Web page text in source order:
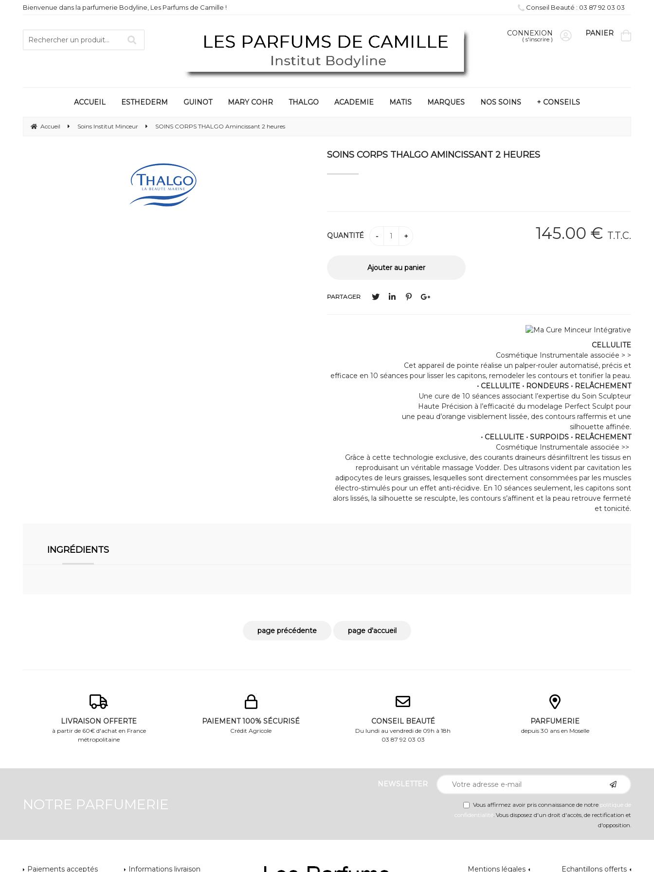
Bienvenue dans la parfumerie Bodyline, Les Parfums de Camille !
CONNEXION
( s'inscrire )
PANIER
ACCUEIL ESTHEDERM GUINOT MARY COHR THALGO ACADEMIE MATIS MARQUES NOS SOINS + CONSEILS
Accueil Soins Institut Minceur SOINS CORPS THALGO Amincissant 2 heures
SOINS CORPS THALGO AMINCISSANT 2 HEURES
145.00 € T.T.C.
QUANTITÉ
PARTAGER
CELLULITE
Cosmétique Instrumentale associée > >
Cet appareil de pointe réalise un palper-rouler automatisé, précis et
efficace en 10 séances pour lisser les capitons, remodeler les contours et tonifier la peau.
• CELLULITE • RONDEURS • RELÂCHEMENT
Une cure de 10 séances associant l’expertise du Soin Sculpteur
Haute Précision à l’efficacité du modelage Perfect Sculpt pour
une peau d’orange visiblement lissée, des contours raffermis et une
silhouette affinée.
• CELLULITE • SURPOIDS • RELÂCHEMENT
Cosmétique Instrumentale associée >>
Grâce à cette technologie exclusive, des courants draineurs désinfiltrent les tissus en
reproduisant un véritable massage Vodder. Des ultrasons vident par cavitation les
adipocytes de leurs graisses, lesquelles sont directement consommées par les muscles
électro-stimulés pour un effet anti-récidive. En 10 séances seulement, les capitons sont
alors lissés, la silhouette se resculpte, les contours s’affinent et la peau retrouve fermeté
et tonicité.
INGRÉDIENTS
Conseil Beauté : 03 87 92 03 03
LIVRAISON OFFERTE
à partir de 60€ d'achat en France
métropolitaine
PAIEMENT 100% SÉCURISÉ
Crédit Agricole
CONSEIL BEAUTÉ
Du lundi au vendredi de 09h à 18h
03 87 92 03 03
PARFUMERIE
depuis 30 ans en Moselle
NOTRE PARFUMERIE
NEWSLETTER
Vous affirmez avoir pris connaissance de notre politique de
confidentialité . Vous disposez d'un droit d'accès, de rectification et
d'opposition.
Paiements acceptés Informations livraison Mentions légales Echantillons offerts